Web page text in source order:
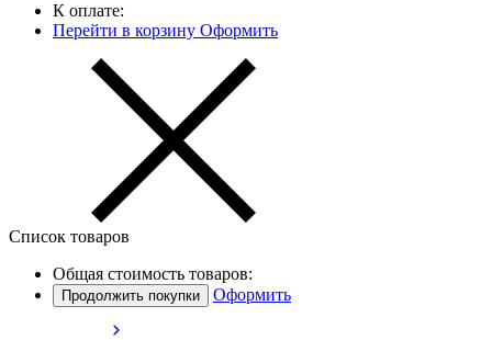
К оплате:
Перейти в корзину Оформить
Список товаров
Общая стоимость товаров:
Продолжить покупки Оформить